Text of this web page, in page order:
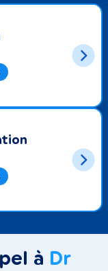
à Dr